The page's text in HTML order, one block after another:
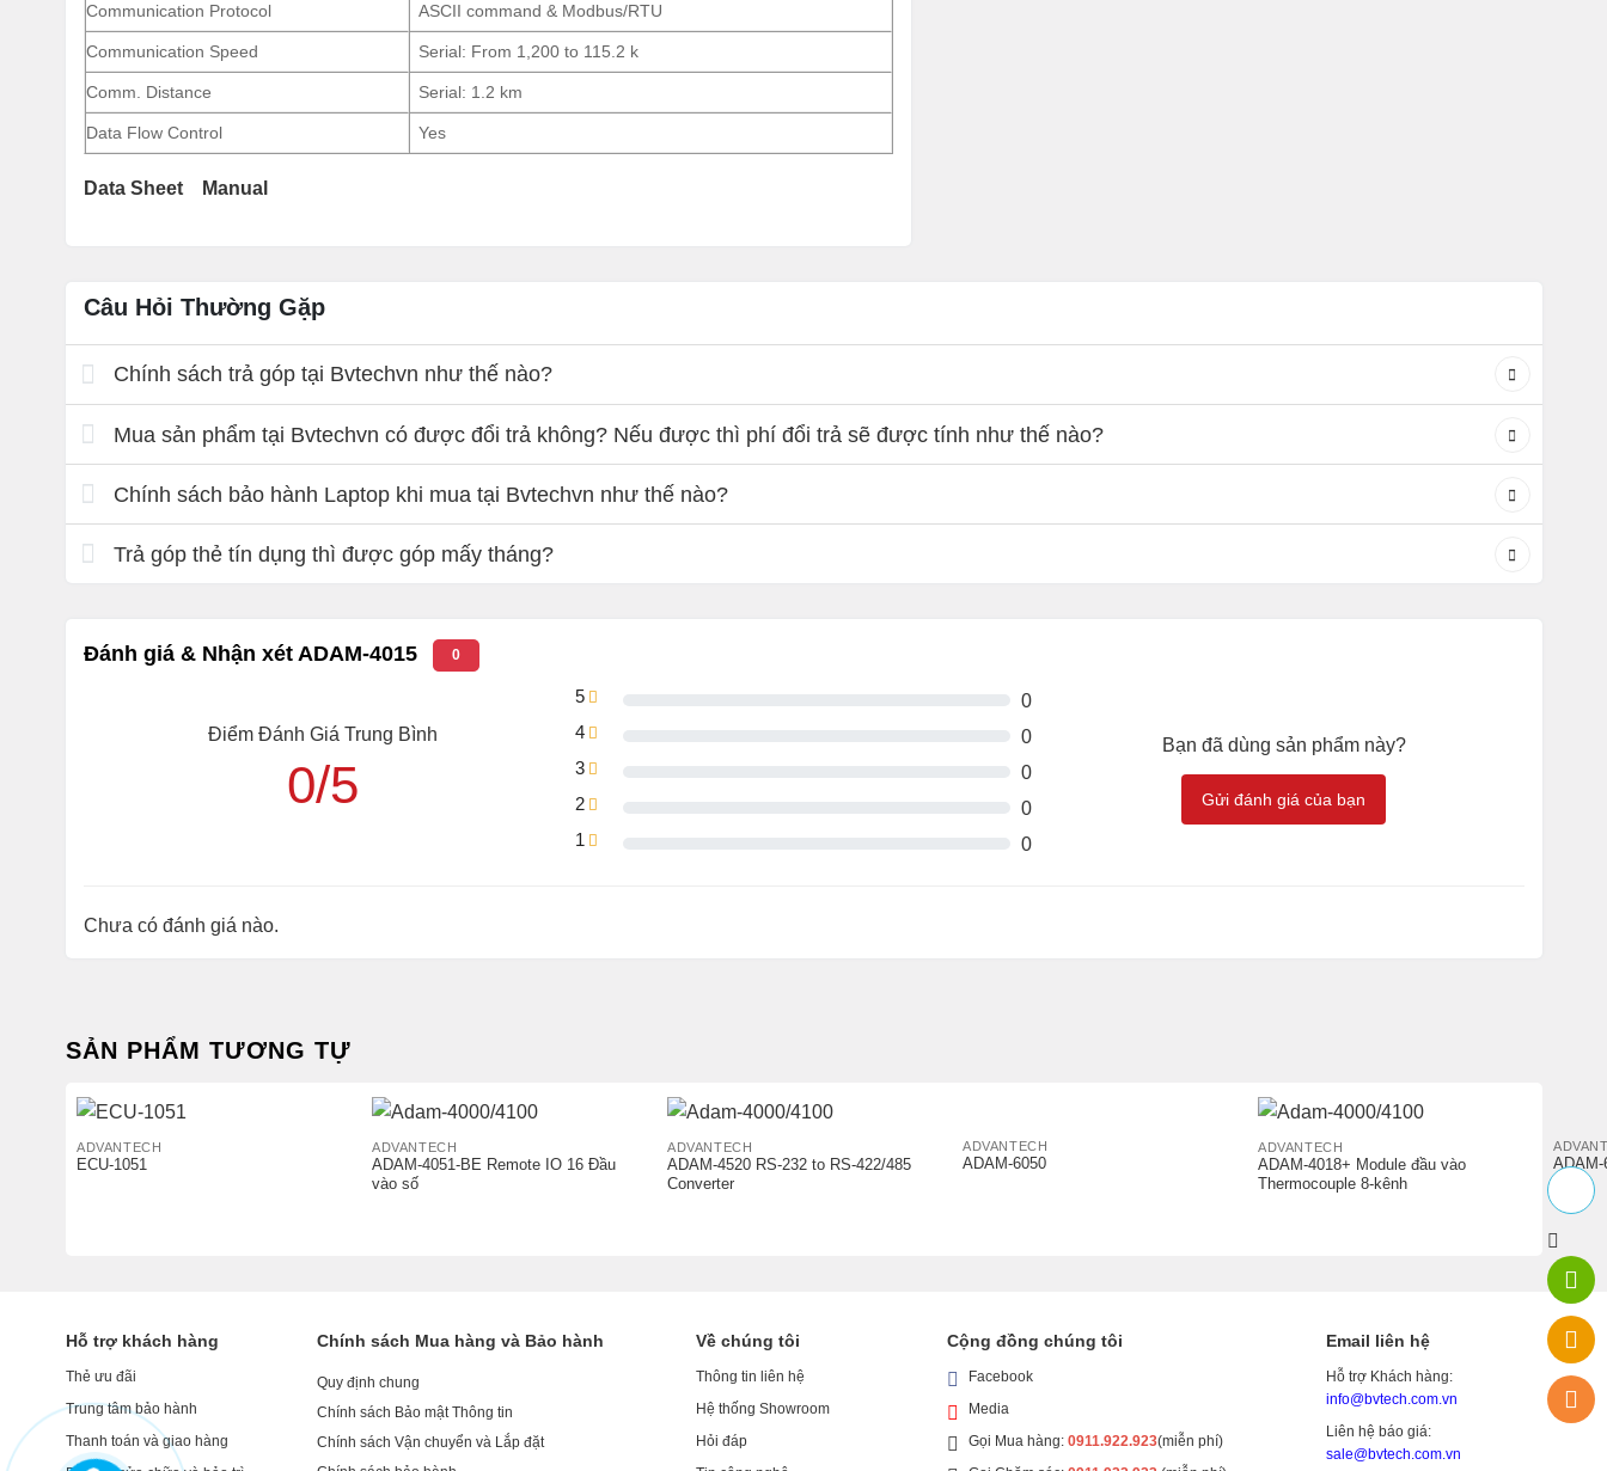
Communication Protocol ASCII command & Modbus/RTU
Communication Speed Serial: From 1,200 to 115.2 k
Comm. Distance Serial: 1.2 km
Data Flow Control Yes
Data Sheet Manual
Câu Hỏi Thường Gặp
Chính sách trả góp tại Bvtechvn như thế nào?
Mua sản phẩm tại Bvtechvn có được đổi trả không? Nếu được thì phí đổi trả sẽ được tính như thế nào?
Chính sách bảo hành Laptop khi mua tại Bvtechvn như thế nào?
Trả góp thẻ tín dụng thì được góp mấy tháng?
Đánh giá & Nhận xét ADAM-4015 0
Điểm Đánh Giá Trung Bình
0/5
5
0
4
0
3
0
2
0
1
0
Bạn đã dùng sản phẩm này?
Gửi đánh giá của bạn
Chưa có đánh giá nào.
SẢN PHẨM TƯƠNG TỰ
ADVANTECH
ECU-1051
ADVANTECH
ADAM-4051-BE Remote IO 16 Đầu
vào số
ADVANTECH
ADAM-4520 RS-232 to RS-422/485
Converter
ADVANTECH
ADAM-6050
ADVANTECH
ADAM-4018+ Module đầu vào
Thermocouple 8-kênh
ADAM-
Hỗ trợ khách hàng
Thẻ ưu đãi
Trung tâm bảo hành
Thanh toán và giao hàng
Chính sách Mua hàng và Bảo hành
Quy định chung
Chính sách Bảo mật Thông tin
Chính sách Vận chuyển và Lắp đặt
Về chúng tôi
Thông tin liên hệ
Hệ thống Showroom
Hỏi đáp
Cộng đồng chúng tôi
Facebook
Media
Gọi Mua hàng:0911.922.923(miễn phí)
Email liên hệ
Hỗ trợ Khách hàng:
info@bvtech.com.vn
Liên hệ báo giá:
sale@bvtech.com.vn